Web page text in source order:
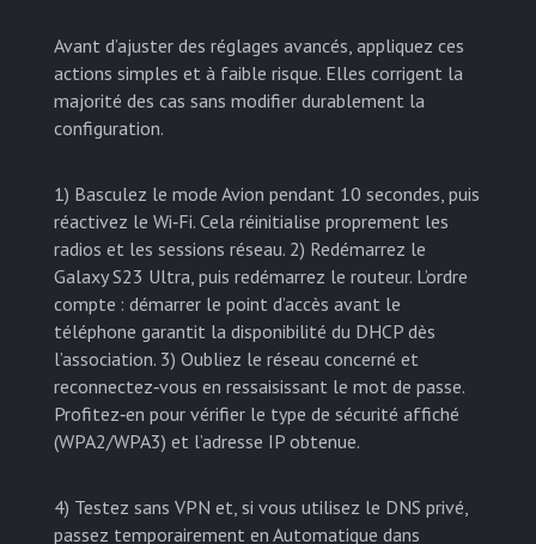
Avant d’ajuster des réglages avancés, appliquez ces
actions simples et à faible risque. Elles corrigent la
majorité des cas sans modifier durablement la
configuration.
1) Basculez le mode Avion pendant 10 secondes, puis
réactivez le Wi‑Fi. Cela réinitialise proprement les
radios et les sessions réseau. 2) Redémarrez le
Galaxy S23 Ultra, puis redémarrez le routeur. L’ordre
compte : démarrer le point d’accès avant le
téléphone garantit la disponibilité du DHCP dès
l’association. 3) Oubliez le réseau concerné et
reconnectez‑vous en ressaisissant le mot de passe.
Profitez‑en pour vérifier le type de sécurité affiché
(WPA2/WPA3) et l’adresse IP obtenue.
4) Testez sans VPN et, si vous utilisez le DNS privé,
passez temporairement en Automatique dans